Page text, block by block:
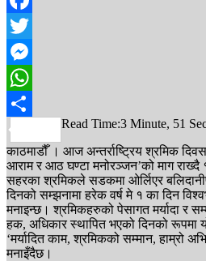
Facebook
Twitter
Messenger
WhatsApp
Share
Read Time:3 Minute, 51
काठमाडौँ । आज अन्तर्राष्ट्रिय श्रमिक
आराम र आठ घण्टा मनोरञ्जन’को माग राख्दै
सहरका श्रमिकले सडकमा ओर्लिएर
दिनको सम्झनामा हरेक वर्ष मे १ का दिन
मनाइन्छ। श्रमिकहरुको पेसागत मर्यादा र
हक, अधिकार स्थापित भएको दिनको रूपमा
‘मर्यादित काम, श्रमिकको सम्मान, हाम्रो
मनाइँदैछ।